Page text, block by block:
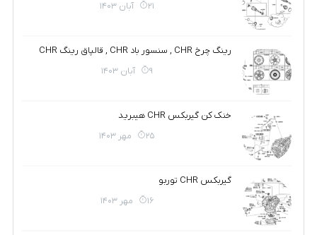
21 آبان 1403
رینگ چرخ CHR , سنسور باد CHR , قالپاق رینگ CHR
9 آبان 1403
خنک کن گیربکس CHR هیبرید
25 مهر 1403
گیربکس CHR توربو
16 مهر 1403